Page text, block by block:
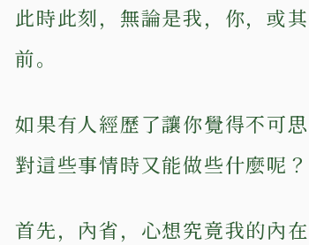
此時此刻，無論是我，你，或
前。
如果有人經歷了讓你覺得不可
對這些事情時又能做些什麼呢？
首先，內省，心想究竟我的內